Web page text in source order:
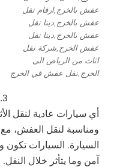
عفش بالخرج,ارقام نقل
عفش بالخرج,دينا نقل
عفش بالخرج,دينا نقل
عفش الخرج,شركة نقل
اثاث من الرياض الى
الخرج,نقل عفش في الخرج
أي سيارات عادية لنقل
ومناسبة لنقل العفش، مع
السيارة. السيارات تكون
آمن وما يتأثر خلال النقل.